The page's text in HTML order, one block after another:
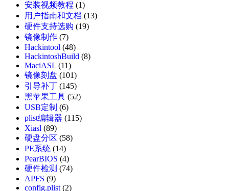
安装视频教程 (1)
用户指南和文档 (13)
硬件支持选购 (19)
镜像制作 (7)
Hackintool (48)
HackintoshBuild (8)
MaciASL (11)
镜像刻盘 (101)
引导补丁 (145)
黑苹果工具 (52)
USB定制 (6)
plist编辑器 (115)
Xiasl (89)
硬盘分区 (58)
PE系统 (14)
PearBIOS (4)
硬件检测 (74)
APFS (9)
config.plist(2)